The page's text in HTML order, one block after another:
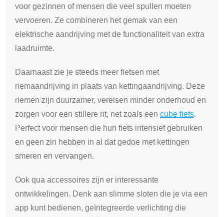
voor gezinnen of mensen die veel spullen moeten
vervoeren. Ze combineren het gemak van een
elektrische aandrijving met de functionaliteit van extra
laadruimte.
Daarnaast zie je steeds meer fietsen met
riemaandrijving in plaats van kettingaandrijving. Deze
riemen zijn duurzamer, vereisen minder onderhoud en
zorgen voor een stillere rit, net zoals een cube fiets.
Perfect voor mensen die hun fiets intensief gebruiken
en geen zin hebben in al dat gedoe met kettingen
smeren en vervangen.
Ook qua accessoires zijn er interessante
ontwikkelingen. Denk aan slimme sloten die je via een
app kunt bedienen, geïntegreerde verlichting die